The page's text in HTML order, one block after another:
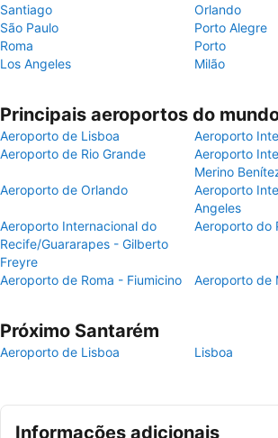
Santiago
Orlando
São Paulo
Porto Alegre
Roma
Porto
Los Angeles
Milão
Principais aeroportos do
Aeroporto de Lisboa
Aeroporto
Aeroporto de Rio Grande
Aeroporto
Merino
Aeroporto de Orlando
Aeroporto
Angeles
Aeroporto Internacional do
Recife/Guararapes - Gilberto
Freyre
Aeroporto do
Aeroporto de Roma - Fiumicino Aeroporto de
Próximo Santarém
Aeroporto de Lisboa Lisboa
Informações adicionais